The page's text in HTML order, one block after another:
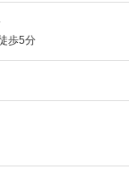
歩5分